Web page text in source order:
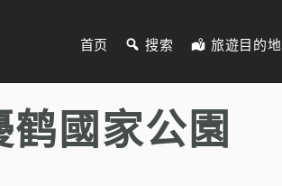
首页 搜索 旅遊目的地
鹤國家公園